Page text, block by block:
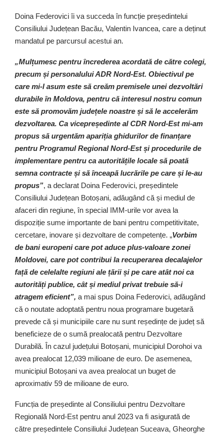
Doina Federovici îi va succeda în funcție președintelui
Consiliului Județean Bacău, Valentin Ivancea, care a deținut
mandatul pe parcursul acestui an.
„Mulțumesc pentru încrederea acordată de către colegi,
precum și personalului ADR Nord-Est. Obiectivul pe
care mi-l asum este să creăm premisele unei dezvoltări
durabile în Moldova, pentru că interesul nostru comun
este să promovăm județele noastre și să le accelerăm
dezvoltarea. Ca vicepreședinte al CDR Nord-Est mi-am
propus să urgentăm apariția ghidurilor de finanțare
pentru Programul Regional Nord-Est și procedurile de
implementare pentru ca autoritățile locale să poată
semna contracte și să înceapă lucrările pe care și le-au
propus”, a declarat Doina Federovici, președintele
Consiliului Județean Botoșani, adăugând că și mediul de
afaceri din regiune, în special IMM-urile vor avea la
dispoziție sume importante de bani pentru competitivitate,
cercetare, inovare și dezvoltare de competențe. „Vorbim
de bani europeni care pot aduce plus-valoare zonei
Moldovei, care pot contribui la recuperarea decalajelor
față de celelalte regiuni ale țării și pe care atât noi ca
autorități publice, cât și mediul privat trebuie să-i
atragem eficient”, a mai spus Doina Federovici, adăugând
că o noutate adoptată pentru noua programare bugetară
prevede că și municipiile care nu sunt reședințe de județ să
beneficieze de o sumă prealocată pentru Dezvoltare
Durabilă. În cazul județului Botoșani, municipiul Dorohoi va
avea prealocat 12,039 milioane de euro. De asemenea,
municipiul Botoșani va avea prealocat un buget de
aproximativ 59 de milioane de euro.
Funcția de președinte al Consiliului pentru Dezvoltare
Regională Nord-Est pentru anul 2023 va fi asigurată de
către președintele Consiliului Județean Suceava, Gheorghe